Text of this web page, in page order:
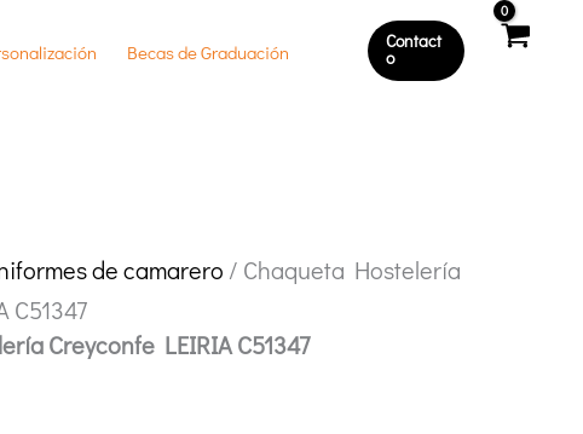
Becas de Graduación Contact
O
de camarero / Chaqueta Hostelería
C51347
Creyconfe LEIRIA C51347